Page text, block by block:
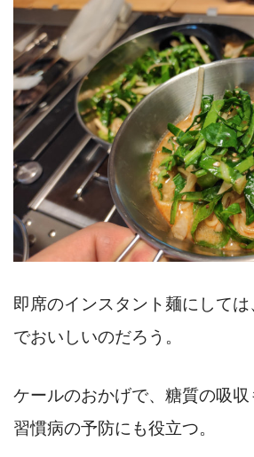
即席のインスタント麺にして
でおいしいのだろう。
ケールのおかげで、糖質の吸
習慣病の予防にも役立つ。